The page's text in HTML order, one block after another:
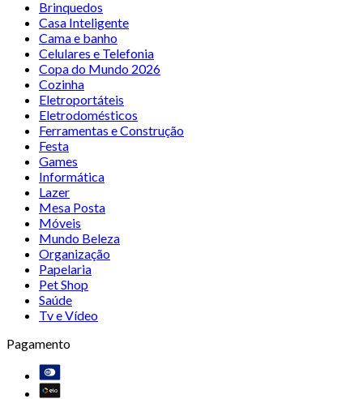
Brinquedos
Casa Inteligente
Cama e banho
Celulares e Telefonia
Copa do Mundo 2026
Cozinha
Eletroportáteis
Eletrodomésticos
Ferramentas e Construção
Festa
Games
Informática
Lazer
Mesa Posta
Móveis
Mundo Beleza
Organização
Papelaria
Pet Shop
Saúde
Tv e Vídeo
Pagamento